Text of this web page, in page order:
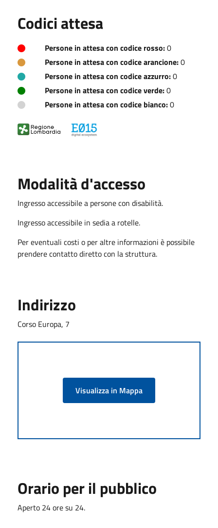
Codici attesa
Persone in attesa con codice rosso:0
Persone in attesa con codice arancione:0
Persone in attesa con codice azzurro:0
Persone in attesa con codice verde:0
Persone in attesa con codice bianco:0
Modalità d'accesso
Ingresso accessibile a persone con disabilità.
Ingresso accessibile in sedia a rotelle.
Per eventuali costi o per altre informazioni è possibile
prendere contatto diretto con la struttura.
Indirizzo
Corso Europa, 7
Visualizza in Mappa
Orario per il pubblico
Aperto 24 ore su 24.